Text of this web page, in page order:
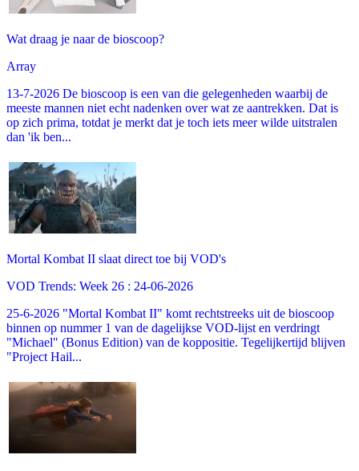
Wat draag je naar de bioscoop?
Array
13-7-2026 De bioscoop is een van die gelegenheden waarbij de
meeste mannen niet echt nadenken over wat ze aantrekken. Dat is
op zich prima, totdat je merkt dat je toch iets meer wilde uitstralen
dan 'ik ben...
Mortal Kombat II slaat direct toe bij VOD's
VOD Trends: Week 26 : 24-06-2026
25-6-2026 "Mortal Kombat II" komt rechtstreeks uit de bioscoop
binnen op nummer 1 van de dagelijkse VOD-lijst en verdringt
"Michael" (Bonus Edition) van de koppositie. Tegelijkertijd blijven
"Project Hail...